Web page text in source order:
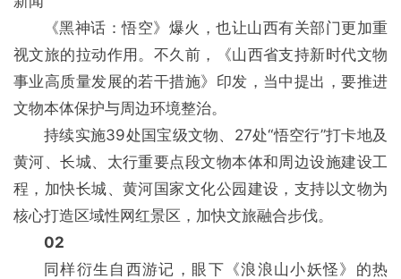
《黑神话：悟空》爆火，也让山西有关部门更加重
视文旅的拉动作用。不久前，《山西省支持新时代文物
事业高质量发展的若干措施》印发，当中提出，要推进
文物本体保护与周边环境整治。
持续实施39处国宝级文物、27处“悟空行”打卡地及
黄河、长城、太行重要点段文物本体和周边设施建设工
程，加快长城、黄河国家文化公园建设，支持以文物为
核心打造区域性网红景区，加快文旅融合步伐。
02
同样衍生自西游记，眼下《浪浪山小妖怪》的热